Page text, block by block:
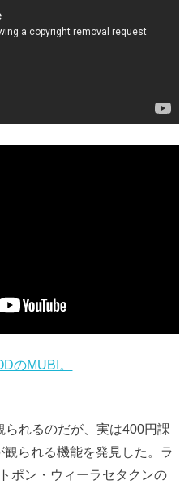
のMUBI。
れるのだが、実は400円課
られる機能を発見した。ラ
ポン・ウィーラセタクンの